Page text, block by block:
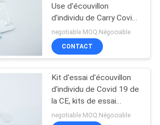
Use d'écouvillon
d'individu de Carry Covid
19
negotiable MOQ:Négociable
CONTACT
Kit d'essai d'écouvillon
d'individu de Covid 19 de
la CE, kits de essai
d'individu d'antigène
negotiable MOQ:Négociable